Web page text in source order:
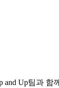
and Up팀과 함